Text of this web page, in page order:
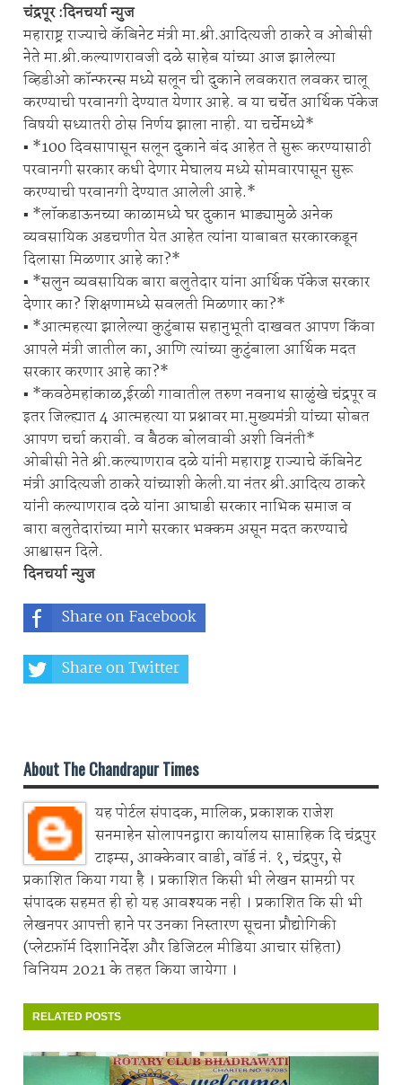
चंद्रपूर :दिनचर्या न्युज
महाराष्ट्र राज्याचे कॅबिनेट मंत्री मा.श्री.आदित्यजी ठाकरे व ओबीसी
नेते मा.श्री.कल्याणरावजी दळे साहेब यांच्या आज झालेल्या
व्हिडीओ कॉन्फरन्स मध्ये सलून ची दुकाने लवकरात लवकर चालू
करण्याची परवानगी देण्यात येणार आहे. व या चर्चेत आर्थिक पॅकेज
विषयी सध्यातरी ठोस निर्णय झाला नाही. या चर्चेमध्ये*
▪️ *100 दिवसापासून सलून दुकाने बंद आहेत ते सुरू करण्यासाठी
परवानगी सरकार कधी देणार मेघालय मध्ये सोमवारपासून सुरू
करण्याची परवानगी देण्यात आलेली आहे.*
▪️ *लॉकडाऊनच्या काळामध्ये घर दुकान भाड्यामुळे अनेक
व्यवसायिक अडचणीत येत आहेत त्यांना याबाबत सरकारकडून
दिलासा मिळणार आहे का?*
▪️ *सलुन व्यवसायिक बारा बलुतेदार यांना आर्थिक पॅकेज सरकार
देणार का? शिक्षणामध्ये सवलती मिळणार का?*
▪️ *आत्महत्या झालेल्या कुटुंबास सहानुभूती दाखवत आपण किंवा
आपले मंत्री जातील का, आणि त्यांच्या कुटुंबाला आर्थिक मदत
सरकार करणार आहे का?*
▪️ *कवठेमहांकाळ,ईरळी गावातील तरुण नवनाथ साळुंखे चंद्रपूर व
इतर जिल्ह्यात 4 आत्महत्या या प्रश्नावर मा.मुख्यमंत्री यांच्या सोबत
आपण चर्चा करावी. व बैठक बोलवावी अशी विनंती*
ओबीसी नेते श्री.कल्याणराव दळे यांनी महाराष्ट्र राज्याचे कॅबिनेट
मंत्री आदित्यजी ठाकरे यांच्याशी केली.या नंतर श्री.आदित्य ठाकरे
यांनी कल्याणराव दळे यांना आघाडी सरकार नाभिक समाज व
बारा बलुतेदारांच्या मागे सरकार भक्कम असून मदत करण्याचे
आश्वासन दिले.
दिनचर्या न्युज
Share on Facebook
Share on Twitter
About The Chandrapur Times
यह पोर्टल संपादक, मालिक, प्रकाशक राजेश
सनमाहेन सोलापनद्वारा कार्यालय साप्ताहिक दि चंद्रपुर
टाइम्स, आक्केवार वाडी, वॉर्ड नं. १, चंद्रपुर, से
प्रकाशित किया गया है । प्रकाशित किसी भी लेखन सामग्री पर
संपादक सहमत ही हो यह आवश्यक नही । प्रकाशित कि सी भी
लेखनपर आपत्ती हाने पर उनका निस्तारण सूचना प्रौद्योगिकी
(प्लेटफ़ॉर्म दिशानिर्देश और डिजिटल मीडिया आचार संहिता)
विनियम 2021 के तहत किया जायेगा ।
RELATED POSTS